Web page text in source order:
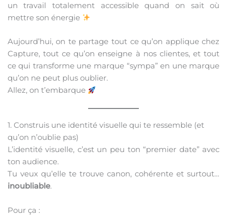
un travail totalement accessible quand on sait où
mettre son énergie
Aujourd’hui, on te partage tout ce qu’on applique chez
Capture, tout ce qu’on enseigne à nos clientes, et tout
ce qui transforme une marque “sympa” en une marque
qu’on ne peut plus oublier.
Allez, on t’embarque
1. Construis une identité visuelle qui te ressemble (et
qu’on n’oublie pas)
L’identité visuelle, c’est un peu ton “premier date” avec
ton audience.
Tu veux qu’elle te trouve canon, cohérente et surtout…
inoubliable.
Pour ça :